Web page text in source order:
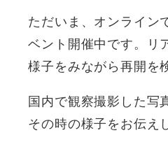
ただいま、オンライン
ベント開催中です。リ
様子をみながら再開を
国内で観察撮影した写
その時の様子をお伝え